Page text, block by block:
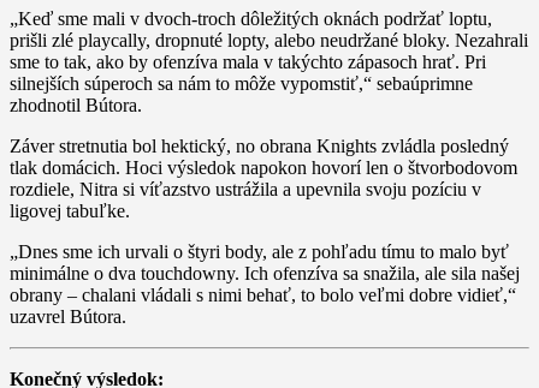
„Keď sme mali v dvoch-troch dôležitých oknách podržať loptu,
prišli zlé playcally, dropnuté lopty, alebo neudržané bloky. Nezahrali
sme to tak, ako by ofenzíva mala v takýchto zápasoch hrať. Pri
silnejších súperoch sa nám to môže vypomstiť,“ sebaúprimne
zhodnotil Bútora.
Záver stretnutia bol hektický, no obrana Knights zvládla posledný
tlak domácich. Hoci výsledok napokon hovorí len o štvorbodovom
rozdiele, Nitra si víťazstvo ustrážila a upevnila svoju pozíciu v
ligovej tabuľke.
„Dnes sme ich urvali o štyri body, ale z pohľadu tímu to malo byť
minimálne o dva touchdowny. Ich ofenzíva sa snažila, ale sila našej
obrany – chalani vládali s nimi behať, to bolo veľmi dobre vidieť,“
uzavrel Bútora.
Konečný výsledok: